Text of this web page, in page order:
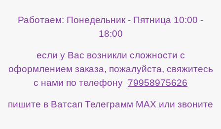
Работаем: Понедельник - Пятница 10:00 -
18:00
если у Вас возникли сложности с
оформлением заказа, пожалуйста, свяжитесь
с нами по телефону 79958975626
пишите в Ватсап Телеграмм МАХ или звоните